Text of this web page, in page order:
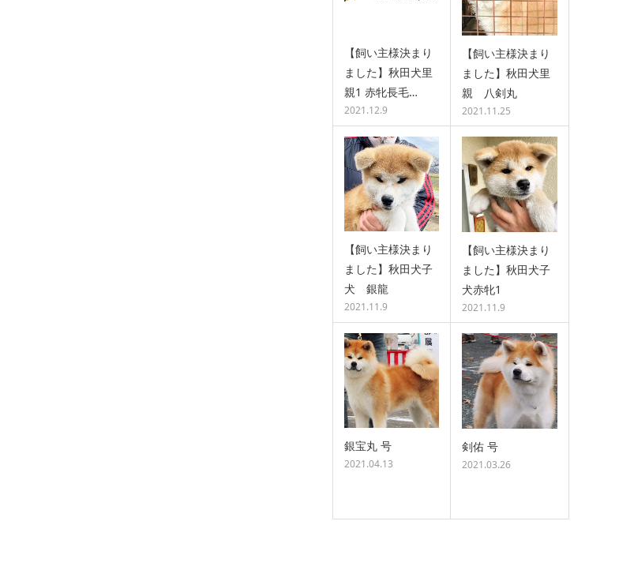
【飼い主様決まり
ました】秋田犬里
親1 赤牝長毛…
2021.12.9
【飼い主様決まり
ました】秋田犬里
親 八剣丸
2021.11.25
【飼い主様決まり
ました】秋田犬子
犬 銀龍
2021.11.9
【飼い主様決まり
ました】秋田犬子
犬赤牝1
2021.11.9
銀宝丸 号
2021.04.13
剣佑 号
2021.03.26